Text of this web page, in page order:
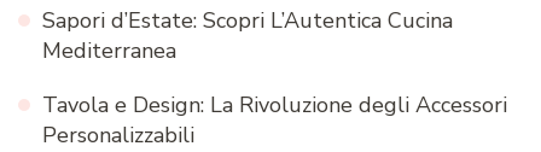
Sapori d’Estate: Scopri L’Autentica Cucina
Mediterranea
Tavola e Design: La Rivoluzione degli Accessori
Personalizzabili